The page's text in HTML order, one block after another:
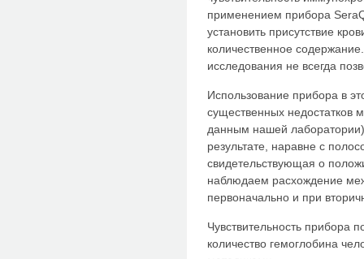
применением прибора
установить присутствие
количественное
исследования не всегда
Использование прибора в
существенных недостатков
данным нашей
результате, наравне с
свидетельствующая о
наблюдаем расхождение
первоначально и при
Чувствительность прибора
количество гемоглобина